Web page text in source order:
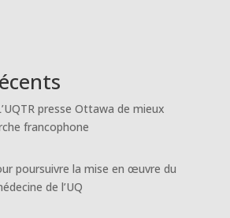
presse Ottawa de mieux
francophone
poursuivre la mise en œuvre du
de l’UQ